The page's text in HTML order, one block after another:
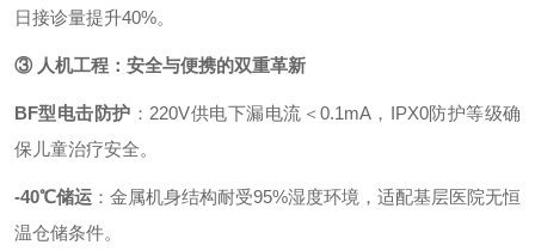
日接诊量提升40%。
③ 人机工程：安全与便携的双重革新
BF型电击防护 ：220V供电下漏电流＜0.1mA，IPX0防护等级确
保儿童治疗安全。
-40℃储运 ：金属机身结构耐受95%湿度环境，适配基层医院无恒
温仓储条件。